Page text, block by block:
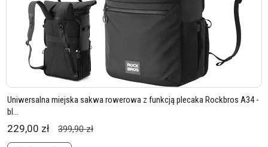
Uniwersalna miejska sakwa rowerowa z funkcją plecaka Rockbros A34 -
bl...
229,00 zł 399,90 zł